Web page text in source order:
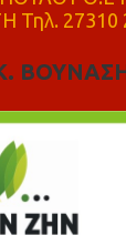
Τηλ. 27310